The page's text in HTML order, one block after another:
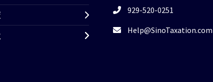
929-520-0251
Help@SinoTaxation.com